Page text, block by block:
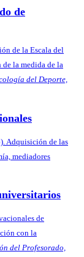
de
de la Escala del
la medida de la
del Deporte,
Adquisición de las
mediadores
de
con la
del Profesorado,